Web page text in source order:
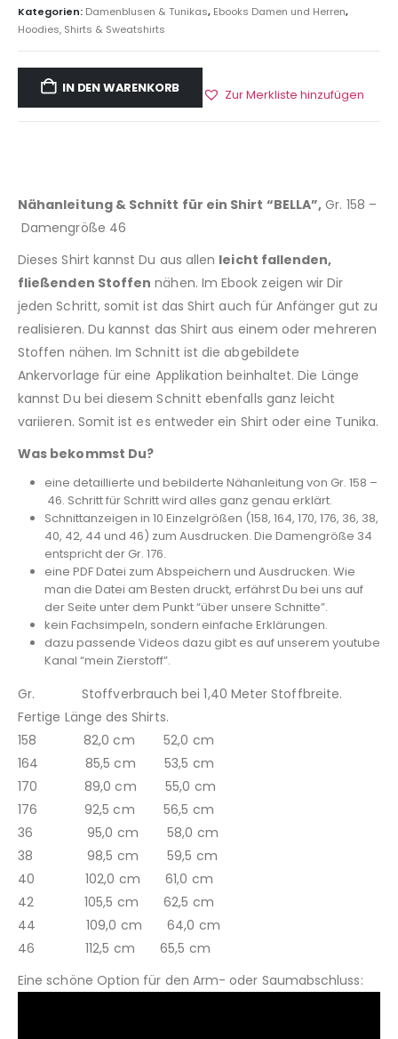
Kategorien: Damenblusen & Tunikas, Ebooks Damen und Herren,
Hoodies, Shirts & Sweatshirts
IN DEN WARENKORB Zur Merkliste hinzufügen
Nähanleitung & Schnitt für ein Shirt “BELLA”, Gr. 158 –
Damengröße 46
Dieses Shirt kannst Du aus allen leicht fallenden,
fließenden Stoffen nähen. Im Ebook zeigen wir Dir
jeden Schritt, somit ist das Shirt auch für Anfänger gut zu
realisieren. Du kannst das Shirt aus einem oder mehreren
Stoffen nähen. Im Schnitt ist die abgebildete
Ankervorlage für eine Applikation beinhaltet. Die Länge
kannst Du bei diesem Schnitt ebenfalls ganz leicht
variieren. Somit ist es entweder ein Shirt oder eine Tunika.
Was bekommst Du?
eine detaillierte und bebilderte Nähanleitung von Gr. 158 –
46. Schritt für Schritt wird alles ganz genau erklärt.
Schnittanzeigen in 10 Einzelgrößen (158, 164, 170, 176, 36, 38,
40, 42, 44 und 46) zum Ausdrucken. Die Damengröße 34
entspricht der Gr. 176.
eine PDF Datei zum Abspeichern und Ausdrucken. Wie
man die Datei am Besten druckt, erfährst Du bei uns auf
der Seite unter dem Punkt “über unsere Schnitte”.
kein Fachsimpeln, sondern einfache Erklärungen.
dazu passende Videos dazu gibt es auf unserem youtube
Kanal “mein Zierstoff”.
Gr. Stoffverbrauch bei 1,40 Meter Stoffbreite.
Fertige Länge des Shirts.
158 82,0 cm 52,0 cm
164 85,5 cm 53,5 cm
170 89,0 cm 55,0 cm
176 92,5 cm 56,5 cm
36 95,0 cm 58,0 cm
38 98,5 cm 59,5 cm
40 102,0 cm 61,0 cm
42 105,5 cm 62,5 cm
44 109,0 cm 64,0 cm
46 112,5 cm 65,5 cm
Eine schöne Option für den Arm- oder Saumabschluss: